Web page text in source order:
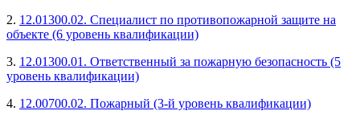
2. 12.01300.02. Специалист по противопожарной защите на
объекте (6 уровень квалификации)
3. 12.01300.01. Ответственный за пожарную безопасность (5
уровень квалификации)
4. 12.00700.02. Пожарный (3-й уровень квалификации)